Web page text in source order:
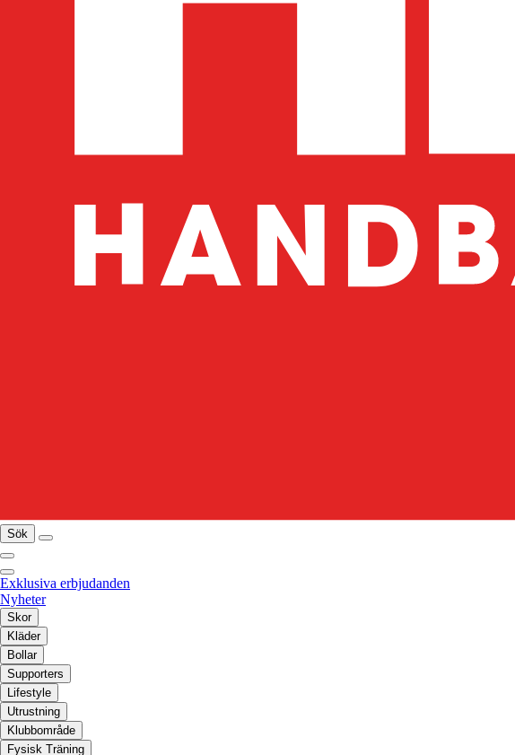
Sök
Exklusiva erbjudanden
Nyheter
Skor
Kläder
Bollar
Supporters
Lifestyle
Utrustning
Klubbområde
Fysisk Träning